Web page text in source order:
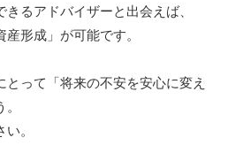
るアドバイザーと出会えば、
形成」が可能です。
って「将来の不安を安心に変え
。